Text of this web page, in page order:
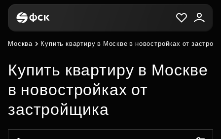
Москва Купить квартиру в Москве в новостройках от
Купить квартиру в Москве
в новостройках от
застройщика